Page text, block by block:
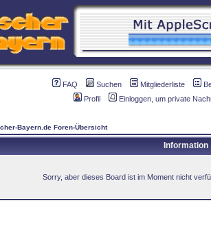
FAQ Suchen Mitgliederliste
Profil
Einloggen, um private
Bayern.de Foren-Übersicht
Information
Sorry, aber dieses Board ist im Moment nicht